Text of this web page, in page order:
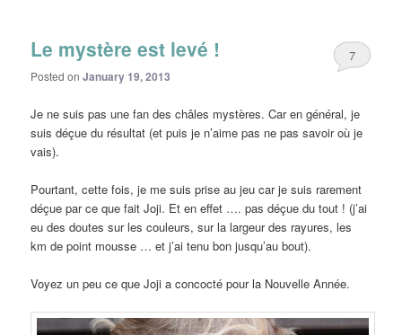
Le mystère est levé !
Posted onJanuary 19, 2013
7
Je ne suis pas une fan des châles mystères. Car en général, je
suis déçue du résultat (et puis je n’aime pas ne pas savoir où je
vais).
Pourtant, cette fois, je me suis prise au jeu car je suis rarement
déçue par ce que fait Joji. Et en effet …. pas déçue du tout ! (j’ai
eu des doutes sur les couleurs, sur la largeur des rayures, les
km de point mousse … et j’ai tenu bon jusqu’au bout).
Voyez un peu ce que Joji a concocté pour la Nouvelle Année.